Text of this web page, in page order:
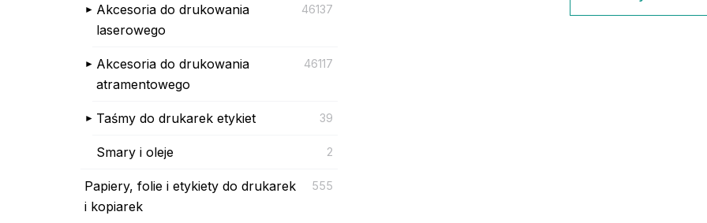
Akcesoria do drukowania
laserowego
46137
Akcesoria do drukowania
atramentowego
46117
Taśmy do drukarek etykiet 39
Smary i oleje 2
Papiery, folie i etykiety do drukarek
i kopiarek
555